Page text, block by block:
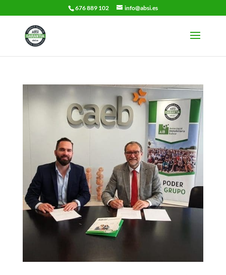
676 889 102 info@absi.es